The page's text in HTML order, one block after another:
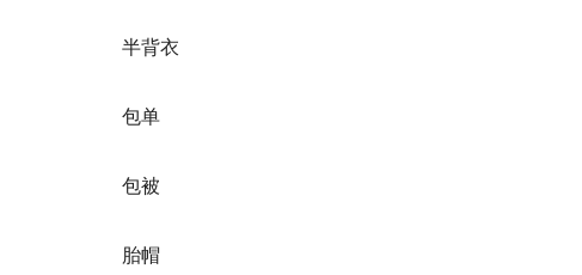
半背衣
包单
包被
胎帽